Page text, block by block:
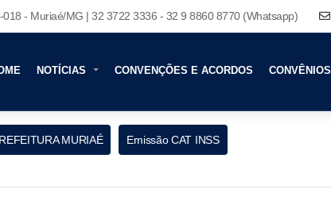
- Muriaé/MG | 32 3722 3336 - 32 9 8860 8770 (Whatsapp)
NOTÍCIAS CONVENÇÕES E ACORDOS CONVÊNIOS
MURIAÉ Emissão CAT INSS